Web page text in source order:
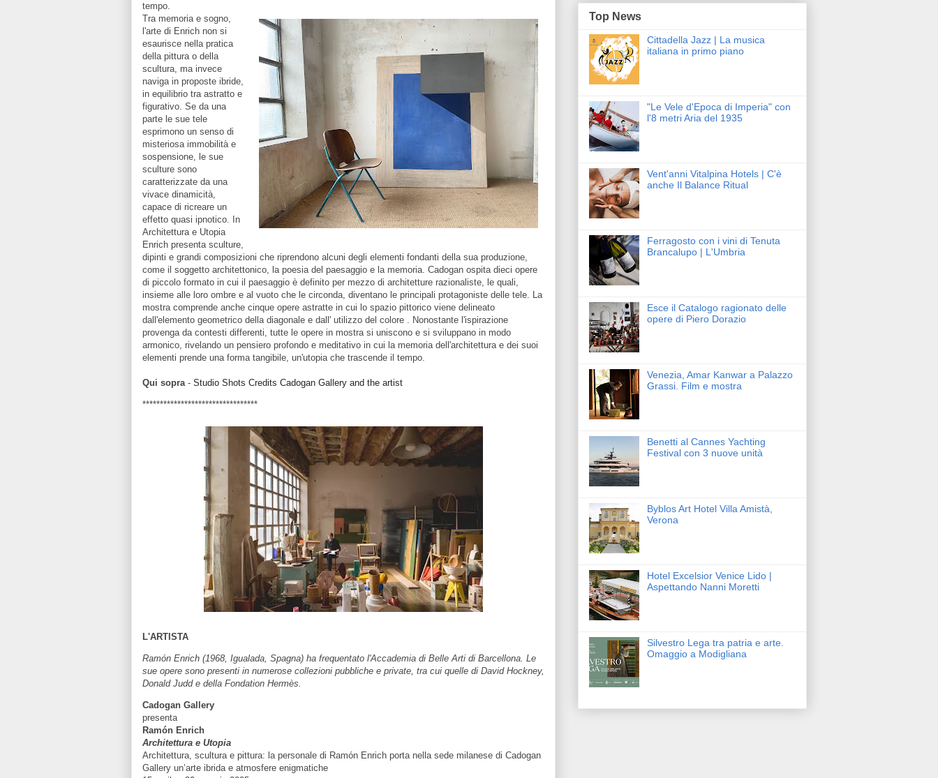
tempo.
Tra memoria e sogno,
l'arte di Enrich non si
esaurisce nella pratica
della pittura o della
scultura, ma invece
naviga in proposte ibride,
in equilibrio tra astratto e
figurativo. Se da una
parte le sue tele
esprimono un senso di
misteriosa immobilità e
sospensione, le sue
sculture sono
caratterizzate da una
vivace dinamicità,
capace di ricreare un
effetto quasi ipnotico. In
Architettura e Utopia
Enrich presenta sculture,
dipinti e grandi composizioni che riprendono alcuni degli elementi fondanti della sua produzione,
come il soggetto architettonico, la poesia del paesaggio e la memoria. Cadogan ospita dieci opere
di piccolo formato in cui il paesaggio è definito per mezzo di architetture razionaliste, le quali,
insieme alle loro ombre e al vuoto che le circonda, diventano le principali protagoniste delle tele. La
mostra comprende anche cinque opere astratte in cui lo spazio pittorico viene delineato
dall'elemento geometrico della diagonale e dall' utilizzo del colore . Nonostante l'ispirazione
provenga da contesti differenti, tutte le opere in mostra si uniscono e si sviluppano in modo
armonico, rivelando un pensiero profondo e meditativo in cui la memoria dell'architettura e dei suoi
elementi prende una forma tangibile, un'utopia che trascende il tempo.
Qui sopra- Studio Shots Credits Cadogan Gallery and the artist
*********************************
L'ARTISTA
Ramón Enrich (1968, Igualada, Spagna) ha frequentato l'Accademia di Belle Arti di Barcellona. Le
sue opere sono presenti in numerose collezioni pubbliche e private, tra cui quelle di David Hockney,
Donald Judd e della Fondation Hermès.
Cadogan Gallery
presenta
Ramón Enrich
Architettura e Utopia
Architettura, scultura e pittura: la personale di Ramón Enrich porta nella sede milanese di Cadogan
Gallery un’arte ibrida e atmosfere enigmatiche
Top News
Cittadella Jazz | La musica
italiana in primo piano
"Le Vele d'Epoca di Imperia" con
l'8 metri Aria del 1935
Vent'anni Vitalpina Hotels | C'è
anche Il Balance Ritual
Ferragosto con i vini di Tenuta
Brancalupo | L'Umbria
Esce il Catalogo ragionato delle
opere di Piero Dorazio
Venezia, Amar Kanwar a Palazzo
Grassi. Film e mostra
Benetti al Cannes Yachting
Festival con 3 nuove unità
Byblos Art Hotel Villa Amistà,
Verona
Hotel Excelsior Venice Lido |
Aspettando Nanni Moretti
Silvestro Lega tra patria e arte.
Omaggio a Modigliana